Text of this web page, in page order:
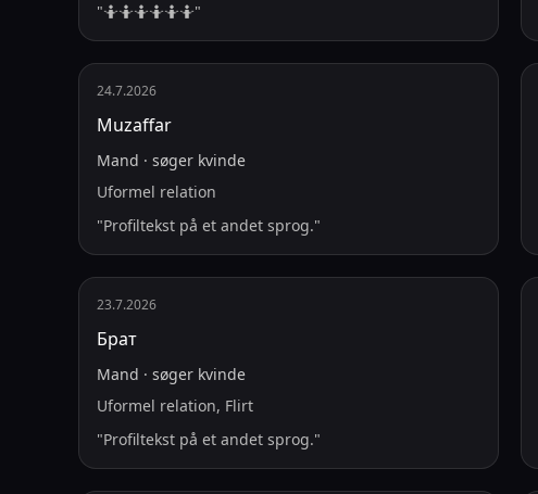
"🤷🤷🤷🤷🤷🤷"
24.7.2026
Muzaffar
Mand · søger kvinde
Uformel relation
"Profiltekst på et andet sprog."
23.7.2026
Брат
Mand · søger kvinde
Uformel relation, Flirt
"Profiltekst på et andet sprog."